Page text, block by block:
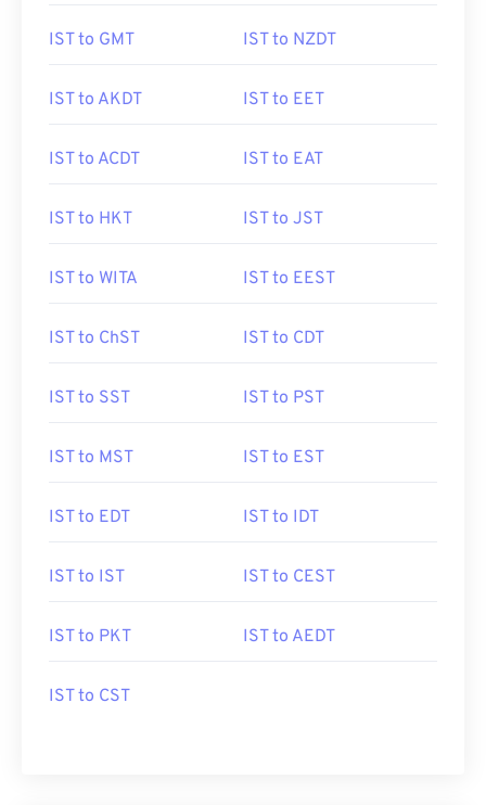
IST to GMT IST to NZDT
IST to AKDT IST to EET
IST to ACDT IST to EAT
IST to HKT IST to JST
IST to WITA IST to EEST
IST to ChST IST to CDT
IST to SST IST to PST
IST to MST IST to EST
IST to EDT IST to IDT
IST to IST IST to CEST
IST to PKT IST to AEDT
IST to CST